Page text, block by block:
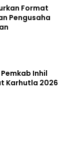
Format
Pengusaha
Inhil
Karhutla 2026